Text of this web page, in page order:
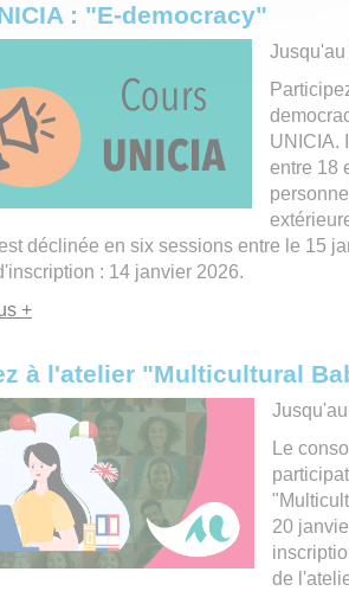
: "E-democracy"
Jusqu'au
UNICIA.
entre 18
déclinée en six sessions entre le 15
: 14 janvier 2026.
+
à l'atelier "Multicultural
Le
20
de